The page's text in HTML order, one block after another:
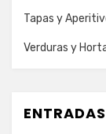
Tapas y
Verduras y